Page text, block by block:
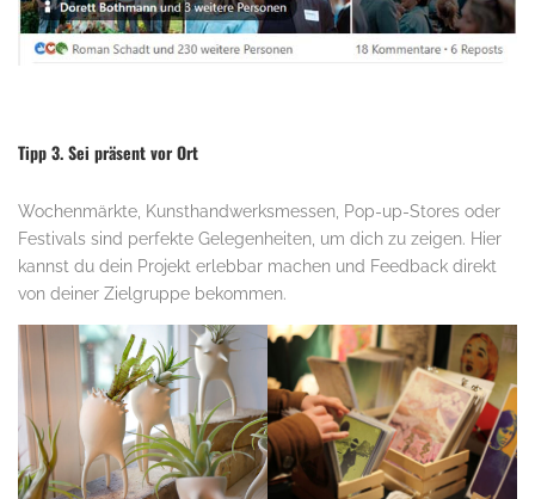
Tipp 3. Sei präsent vor Ort
Wochenmärkte, Kunsthandwerksmessen, Pop-up-Stores oder
Festivals sind perfekte Gelegenheiten, um dich zu zeigen. Hier
kannst du dein Projekt erlebbar machen und Feedback direkt
von deiner Zielgruppe bekommen.